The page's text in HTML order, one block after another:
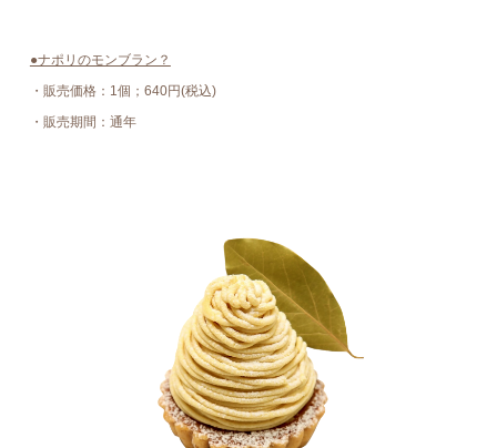
●ナポリのモンブラン？
・販売価格：1個；640円(税込)
・販売期間：通年